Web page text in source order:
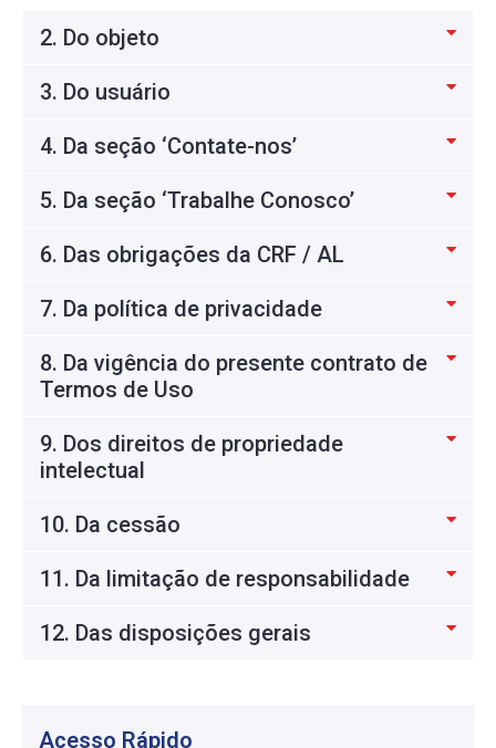
2. Do objeto
3. Do usuário
4. Da seção ‘Contate-nos’
5. Da seção ‘Trabalhe Conosco’
6. Das obrigações da CRF / AL
7. Da política de privacidade
8. Da vigência do presente contrato de
Termos de Uso
9. Dos direitos de propriedade
intelectual
10. Da cessão
11. Da limitação de responsabilidade
12. Das disposições gerais
Acesso Rápido